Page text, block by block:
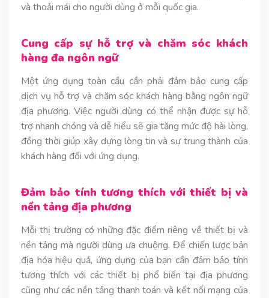
và thoải mái cho người dùng ở mỗi quốc gia.
Cung cấp sự hỗ trợ và chăm sóc khách
hàng đa ngôn ngữ
Một ứng dụng toàn cầu cần phải đảm bảo cung cấp
dịch vụ hỗ trợ và chăm sóc khách hàng bằng ngôn ngữ
địa phương. Việc người dùng có thể nhận được sự hỗ
trợ nhanh chóng và dễ hiểu sẽ gia tăng mức độ hài lòng,
đồng thời giúp xây dựng lòng tin và sự trung thành của
khách hàng đối với ứng dụng.
Đảm bảo tính tương thích với thiết bị và
nền tảng địa phương
Mỗi thị trường có những đặc điểm riêng về thiết bị và
nền tảng mà người dùng ưa chuộng. Để chiến lược bản
địa hóa hiệu quả, ứng dụng của bạn cần đảm bảo tính
tương thích với các thiết bị phổ biến tại địa phương
cũng như các nền tảng thanh toán và kết nối mạng của